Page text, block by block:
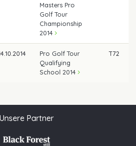
Masters Pro
Golf Tour
Championship
2014
Pro Golf Tour
Qualifying
School 2014
T72
Unsere Partner